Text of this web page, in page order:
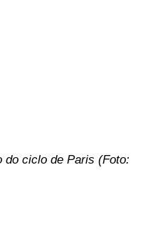
do ciclo de Paris (Foto: